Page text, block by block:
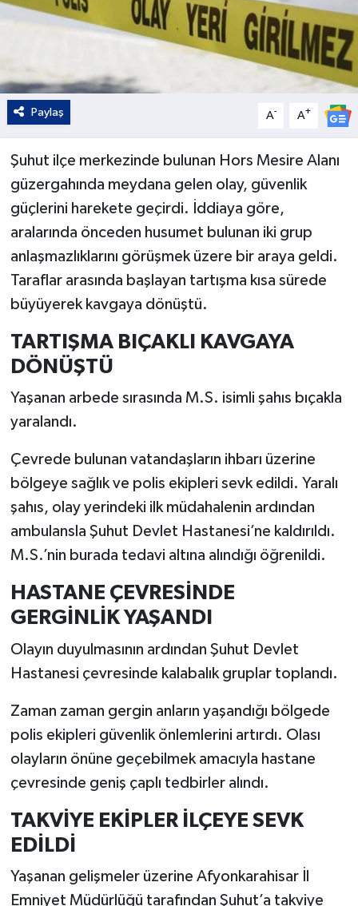
Paylaş A- A+
Şuhut ilçe merkezinde bulunan Hors Mesire Alanı
güzergahında meydana gelen olay, güvenlik
güçlerini harekete geçirdi. İddiaya göre,
aralarında önceden husumet bulunan iki grup
anlaşmazlıklarını görüşmek üzere bir araya geldi.
Taraflar arasında başlayan tartışma kısa sürede
büyüyerek kavgaya dönüştü.
TARTIŞMA BIÇAKLI KAVGAYA
DÖNÜŞTÜ
Yaşanan arbede sırasında M.S. isimli şahıs bıçakla
yaralandı.
Çevrede bulunan vatandaşların ihbarı üzerine
bölgeye sağlık ve polis ekipleri sevk edildi. Yaralı
şahıs, olay yerindeki ilk müdahalenin ardından
ambulansla Şuhut Devlet Hastanesi’ne kaldırıldı.
M.S.’nin burada tedavi altına alındığı öğrenildi.
HASTANE ÇEVRESİNDE
GERGİNLİK YAŞANDI
Olayın duyulmasının ardından Şuhut Devlet
Hastanesi çevresinde kalabalık gruplar toplandı.
Zaman zaman gergin anların yaşandığı bölgede
polis ekipleri güvenlik önlemlerini artırdı. Olası
olayların önüne geçebilmek amacıyla hastane
çevresinde geniş çaplı tedbirler alındı.
TAKVİYE EKİPLER İLÇEYE SEVK
EDİLDİ
Yaşanan gelişmeler üzerine Afyonkarahisar İl
Emniyet Müdürlüğü tarafından Şuhut’a takviye